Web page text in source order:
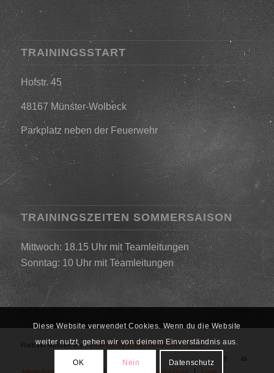
TRAININGSSTART
Hofstr. 45
48167 Münster-Wolbeck
Parkplatz neben der Feuerwehr
TRAININGSZEITEN SOMMERSAISON
Mittwoch: 18.15 Uhr mit Teamleitungen
Sonntag: 10 Uhr mit Teamleitungen
Radclub Münster e.V. -powered by Enfold WordPress Theme
Diese Website verwendet Cookies. Wenn du die Website
weiter nutzt, gehen wir von deinem Einverständnis aus.
OK Nein Datenschutz